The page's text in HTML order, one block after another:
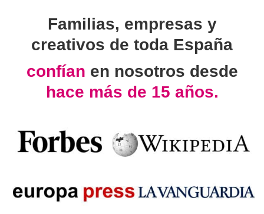
Familias, empresas y
creativos de toda España
confían en nosotros desde
hace más de 15 años.